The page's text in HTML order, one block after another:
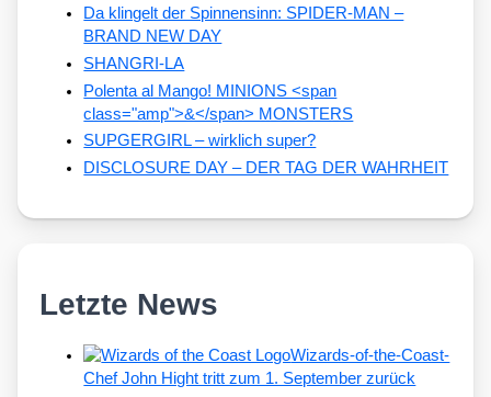
Da klingelt der Spinnensinn: SPIDER-MAN –
BRAND NEW DAY
SHANGRI-LA
Polenta al Mango! MINIONS <span
class="amp">&</span> MONSTERS
SUPGERGIRL – wirklich super?
DISCLOSURE DAY – DER TAG DER WAHRHEIT
Letzte News
Wizards-of-the-Coast-
Chef John Hight tritt zum 1. September zurück